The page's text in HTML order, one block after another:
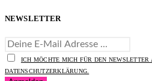
NEWSLETTER
ICH MÖCHTE MICH FÜR DEN
DATENSCHUTZERKLÄRUNG.